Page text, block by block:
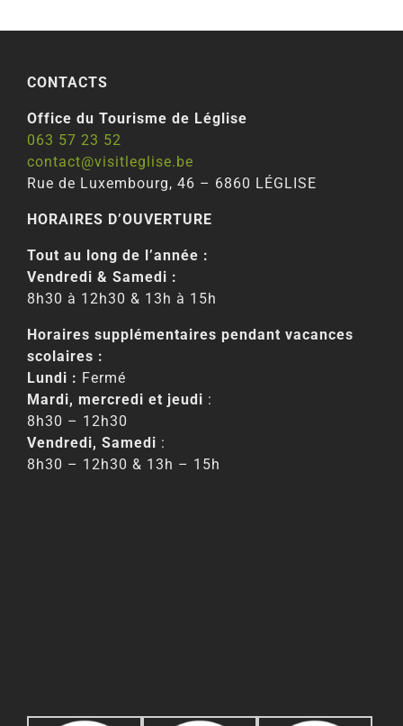
CONTACTS
Office du Tourisme de Léglise
063 57 23 52
contact@visitleglise.be
Rue de Luxembourg, 46 – 6860 LÉGLISE
HORAIRES D’OUVERTURE
Tout au long de l’année :
Vendredi & Samedi :
8h30 à 12h30 & 13h à 15h
Horaires supplémentaires pendant vacances
scolaires :
Lundi : Fermé
Mardi, mercredi et jeudi :
8h30 – 12h30
Vendredi, Samedi :
8h30 – 12h30 & 13h – 15h